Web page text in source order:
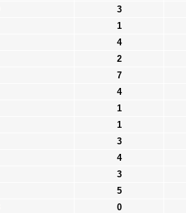
3
1
4
2
7
4
1
1
3
4
3
5
0